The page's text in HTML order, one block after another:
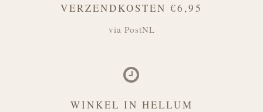
VERZENDKOSTEN €6,95
via PostNL
WINKEL IN HELLUM